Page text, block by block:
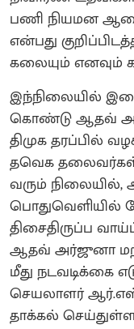
பணி நியமன
என்பது
கலையும் எனவும்
இந்நிலையில்
கொண்டு ஆதவ்
திமுக தரப்பில்
தவெக தலைவர்கள்
வரும் நிலையில்,
பொதுவெளியில்
திசைதிருப்ப
ஆதவ் அர்ஜுனா
மீது நடவடிக்கை
செயலாளர்
தாக்கல்